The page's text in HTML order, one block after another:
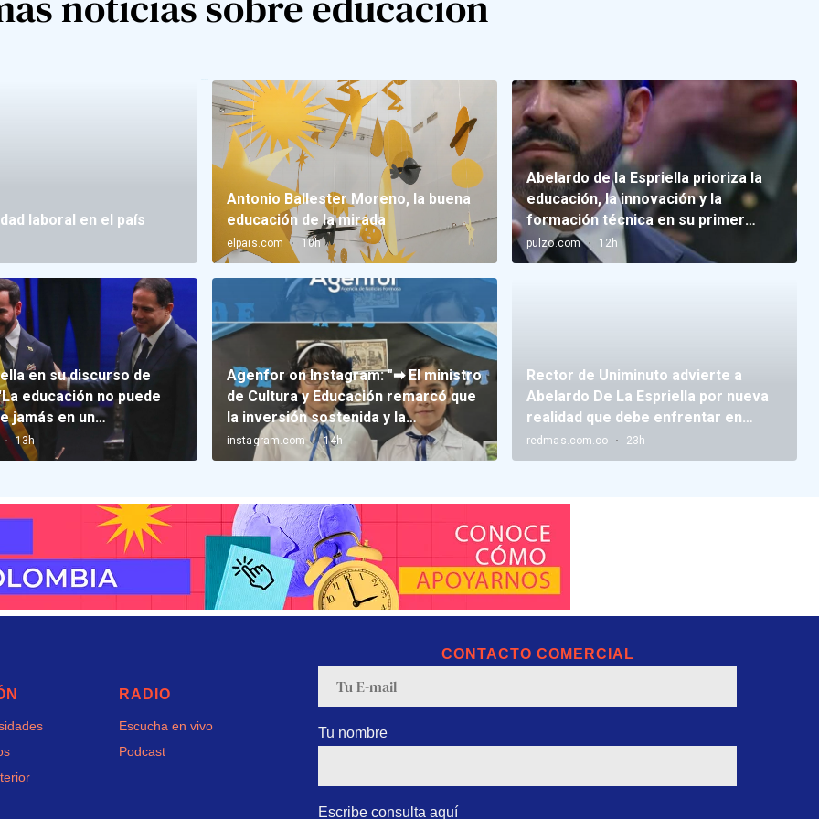
RADIO
Escucha en vivo
Podcast
Tu nombre
Escribe consulta aquí
CONTACTO COMERCIAL